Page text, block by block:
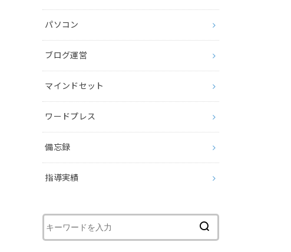
パソコン
ブログ運営
マインドセット
ワードプレス
備忘録
指導実績